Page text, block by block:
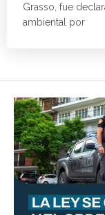
Grasso, fue
ambiental por